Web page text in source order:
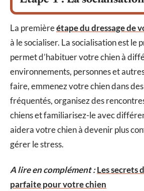
La premièreétape du dressage de
à le socialiser. La socialisation est le
permet d’habituer votre chien à
environnements, personnes et
faire, emmenez votre chien dans
fréquentés, organisez des
chiens et familiarisez-le avec
aidera votre chien à devenir plus
gérer le stress.
A lire en complément :Les secrets
parfaite pour votre chien